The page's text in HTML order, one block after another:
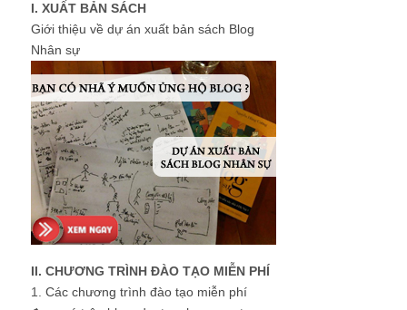
I. XUẤT BẢN SÁCH
Giới thiệu về dự án xuất bản sách Blog
Nhân sự
II. CHƯƠNG TRÌNH ĐÀO TẠO MIỄN PHÍ
1. Các chương trình đào tạo miễn phí